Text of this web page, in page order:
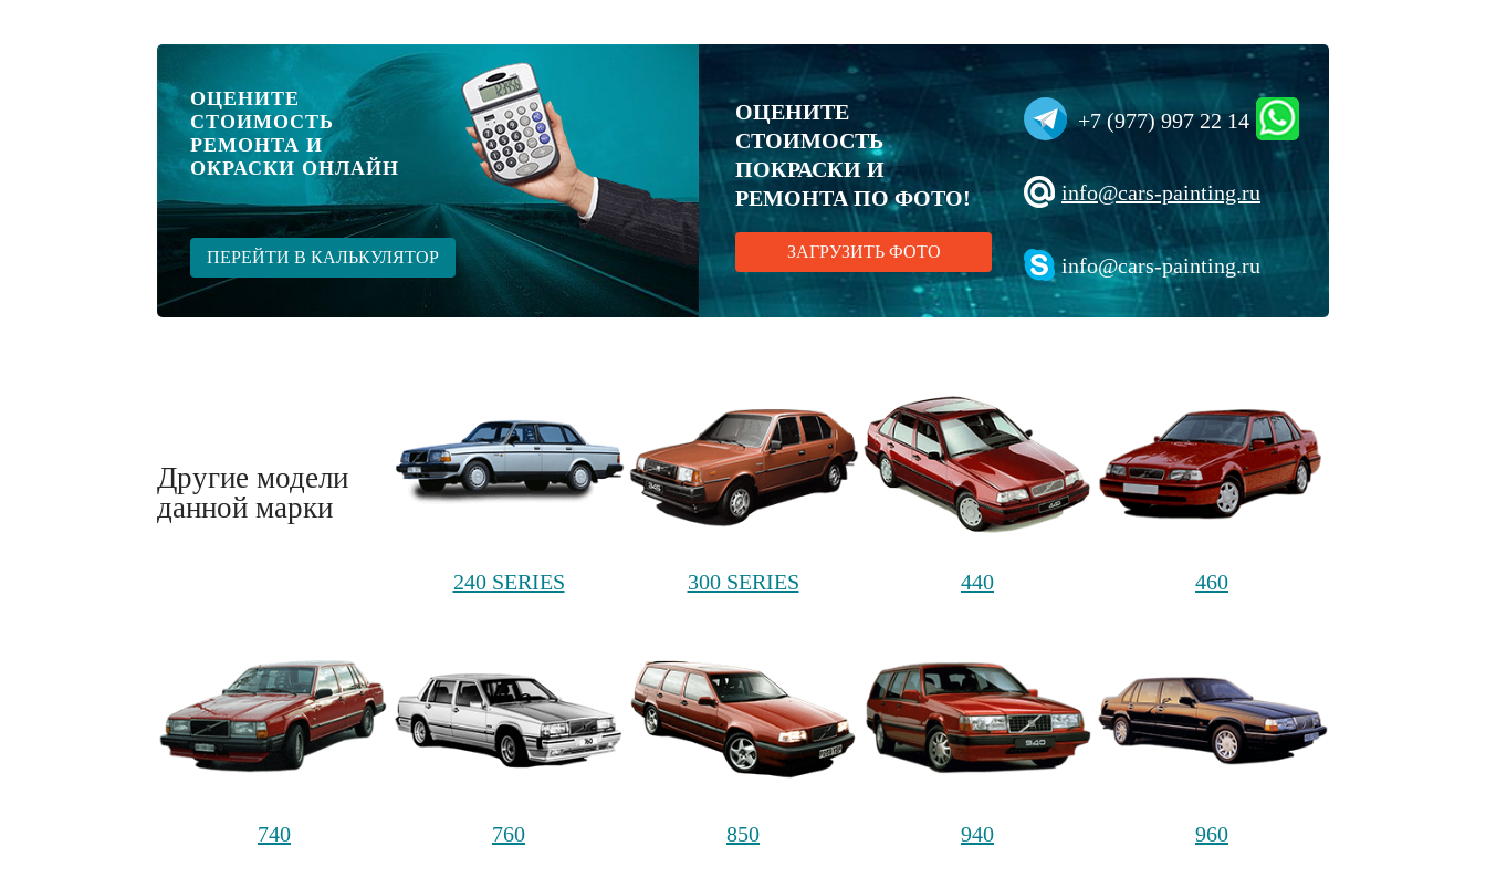
ОЦЕНИТЕ
СТОИМОСТЬ
РЕМОНТА И
ОКРАСКИ ОНЛАЙН
ПЕРЕЙТИ В КАЛЬКУЛЯТОР
ОЦЕНИТЕ
СТОИМОСТЬ
ПОКРАСКИ И
РЕМОНТА ПО ФОТО!
ЗАГРУЗИТЬ ФОТО
+7 (977) 997 22 14
info@cars-painting.ru
info@cars-painting.ru
Другие модели
данной марки
240 SERIES 300 SERIES 440 460
740 760 850 940 960